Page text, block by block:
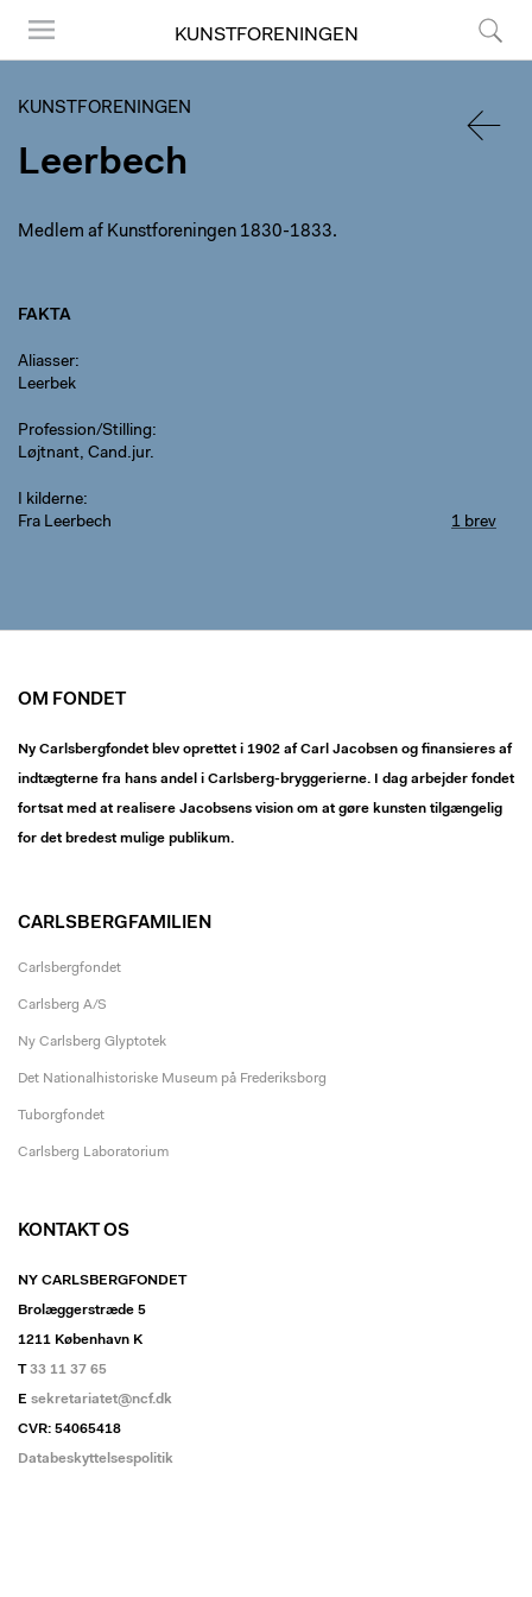
KUNSTFORENINGEN
KUNSTFORENINGEN
Leerbech
Medlem af Kunstforeningen 1830-1833.
FAKTA
Aliasser
Leerbek
Profession/Stilling
Løjtnant, Cand.jur.
I kilderne
Fra Leerbech
1 brev
OM FONDET
Ny Carlsbergfondet blev oprettet i 1902 af Carl Jacobsen og finansieres af
indtægterne fra hans andel i Carlsberg-bryggerierne. I dag arbejder fondet
fortsat med at realisere Jacobsens vision om at gøre kunsten tilgængelig
for det bredest mulige publikum.
CARLSBERGFAMILIEN
Carlsbergfondet
Carlsberg A/S
Ny Carlsberg Glyptotek
Det Nationalhistoriske Museum på Frederiksborg
Tuborgfondet
Carlsberg Laboratorium
KONTAKT OS
NY CARLSBERGFONDET
Brolæggerstræde 5
1211 København K
T33 11 37 65
E sekretariatet@ncf.dk
CVR: 54065418
Databeskyttelsespolitik